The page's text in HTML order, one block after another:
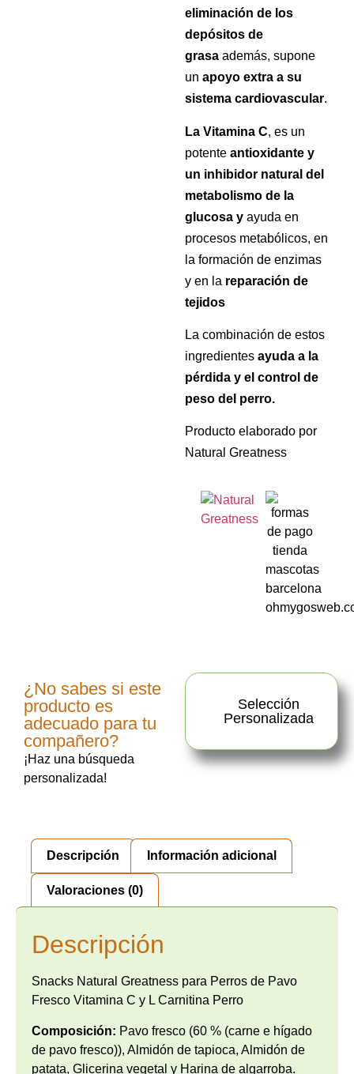
eliminación de los
depósitos de
grasa además, supone
un apoyo extra a su
sistema cardiovascular.
La Vitamina C, es un
potenteantioxidante y
un inhibidor natural del
metabolismo de la
glucosa yayuda en
procesos metabólicos, en
la formación de enzimas
y en la reparación de
tejidos
La combinación de estos
ingredientes ayuda a la
pérdida y el control de
peso del perro.
Producto elaborado por
Natural Greatness
¿No sabes si este
producto es
adecuado para tu
compañero?
¡Haz una búsqueda
personalizada!
Selección
Personalizada
Descripción Información adicional
Valoraciones (0)
Descripción
Snacks Natural Greatness para Perros de Pavo
Fresco Vitamina C y L Carnitina Perro
Composición: Pavo fresco (60 % (carne e hígado
de pavo fresco)), Almidón de tapioca, Almidón de
patata, Glicerina vegetal y Harina de algarroba.